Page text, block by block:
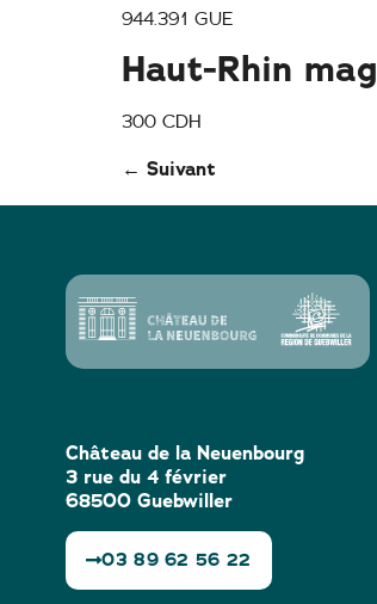
944.391 GUE
Haut-Rhin
300 CDH
← Suivant
Château de la Neuenbourg
3 rue du 4 février
68500 Guebwiller
03 89 62 56 22